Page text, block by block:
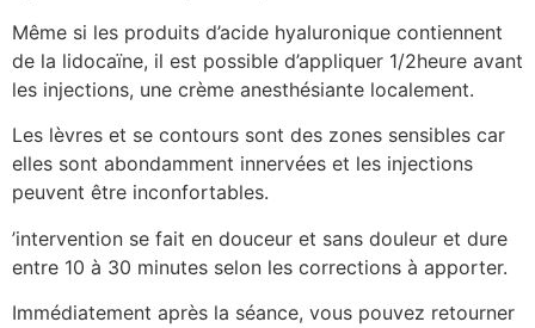
Même si les produits d’acide hyaluronique contiennent
de la lidocaïne, il est possible d’appliquer 1/2heure avant
les injections, une crème anesthésiante localement.
Les lèvres et se contours sont des zones sensibles car
elles sont abondamment innervées et les injections
peuvent être inconfortables.
’intervention se fait en douceur et sans douleur et dure
entre 10 à 30 minutes selon les corrections à apporter.
Immédiatement après la séance, vous pouvez retourner